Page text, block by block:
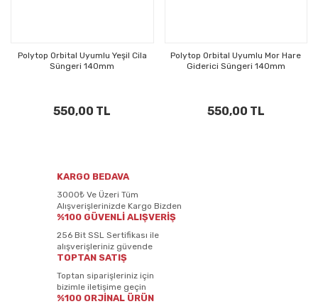
Polytop Orbital Uyumlu Yeşil Cila
Süngeri 140mm
550,00 TL
Polytop Orbital Uyumlu Mor Hare
Giderici Süngeri 140mm
550,00 TL
KARGO BEDAVA
3000₺ Ve Üzeri Tüm
Alışverişlerinizde Kargo Bizden
%100 GÜVENLİ ALIŞVERİŞ
256 Bit SSL Sertifikası ile
alışverişleriniz güvende
TOPTAN SATIŞ
Toptan siparişleriniz için
bizimle iletişime geçin
%100 ORJİNAL ÜRÜN